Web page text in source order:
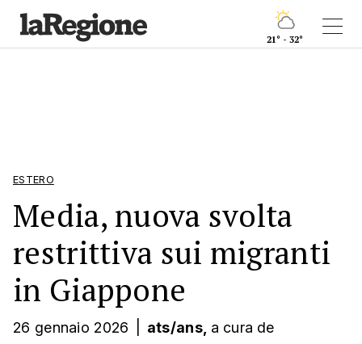
21° - 32°
ESTERO
Media, nuova svolta
restrittiva sui migranti
in Giappone
26 gennaio 2026 ats/ans, a cura de